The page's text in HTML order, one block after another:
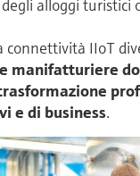
alloggi turistici
connettività IIoT
manifatturiere
e di business.